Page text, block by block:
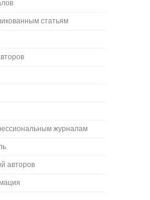
статьям
журналам
авторов